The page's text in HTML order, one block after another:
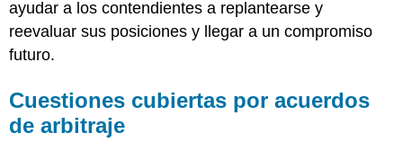
ayudar a los contendientes a replantearse y
reevaluar sus posiciones y llegar a un compromiso
futuro.
Cuestiones cubiertas por acuerdos
de arbitraje